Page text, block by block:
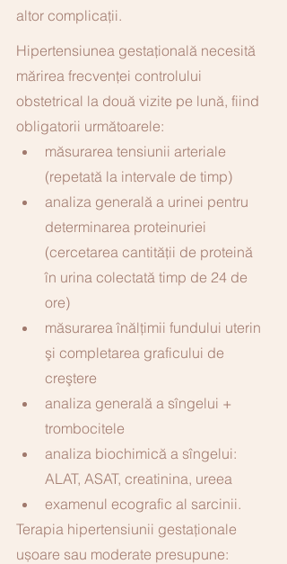
altor complicații.
Hipertensiunea gestațională necesită
mărirea frecvenței controlului
obstetrical la două vizite pe lună, fiind
obligatorii următoarele:
măsurarea tensiunii arteriale
(repetată la intervale de timp)
analiza generală a urinei pentru
determinarea proteinuriei
(cercetarea cantităţii de proteină
în urina colectată timp de 24 de
ore)
măsurarea înălţimii fundului uterin
şi completarea graficului de
creştere
analiza generală a sîngelui +
trombocitele
analiza biochimică a sîngelui:
ALAT, ASAT, creatinina, ureea
examenul ecografic al sarcinii.
Terapia hipertensiunii gestaționale
ușoare sau moderate presupune: